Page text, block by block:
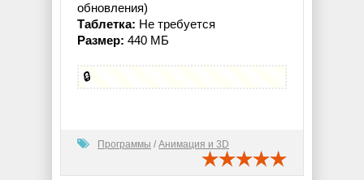
обновления)
Таблетка: Не требуется
Размер: 440 МБ
🔒
Программы / Анимация и 3D